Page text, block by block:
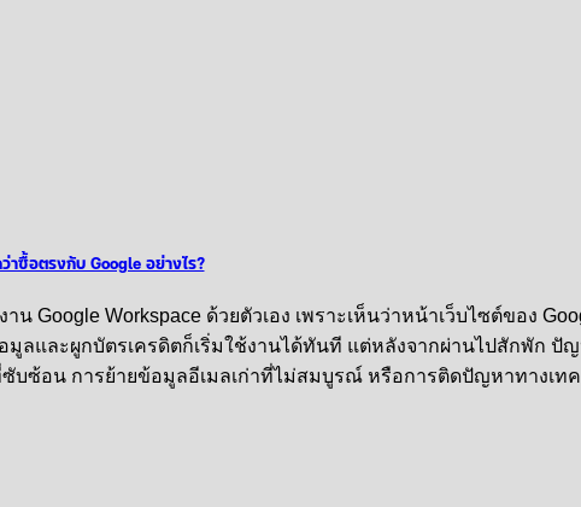
าซื้อตรงกับ Google อย่างไร?
น Google Workspace ด้วยตัวเอง เพราะเห็นว่าหน้าเว็บไซต์ของ
มูลและผูกบัตรเครดิตก็เริ่มใช้งานได้ทันที แต่หลังจากผ่านไปสักพัก ปั
ซับซ้อน การย้ายข้อมูลอีเมลเก่าที่ไม่สมบูรณ์ หรือการติดปัญหาทางเท